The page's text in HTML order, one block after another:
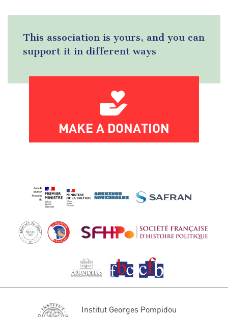
This association is yours, and you can
support it in different ways
MAKE A DONATION
Institut Georges Pompidou